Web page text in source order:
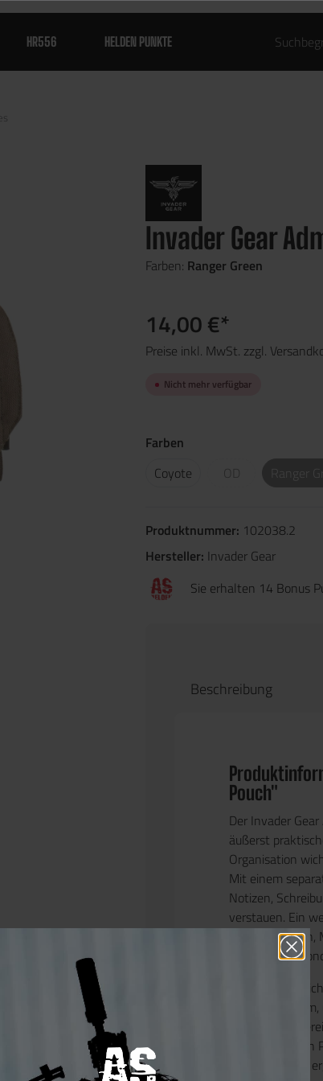
HR556 HELDEN PUNKTE
Invader Gear
Farben: Ranger Green
14,00 €*
Preise inkl. MwSt. zzgl.
Nicht mehr verfügbar
Farben
Coyote
OD Ranger
Produktnummer: 102038.2
Hersteller: Invader Gear
Sie erhalten 14 Bonus
Beschreibung
Pouch"
Der Invader
äußerst
Organisation
Mit einem
Notizen,
verstauen. Ein
die Tasche
Trotz der
genügend
jederzeit
er sich sicher
befestigen und